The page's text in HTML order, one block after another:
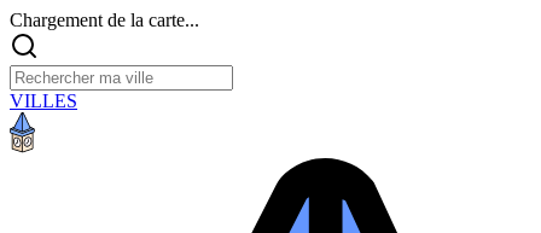
Chargement de la carte...
VILLES